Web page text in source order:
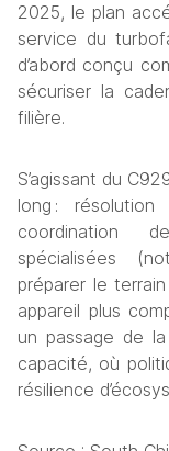
2025, le plan
service du
d’abord conçu
sécuriser la
filière.
S’agissant du
long :
coordination
spécialisées
préparer le
appareil plus
un passage de
capacité, où
résilience